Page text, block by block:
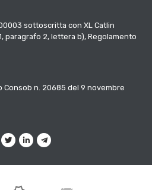
sottoscritta con XL Catlin
paragrafo 2, lettera b), Regolamento
n. 20685 del 9 novembre